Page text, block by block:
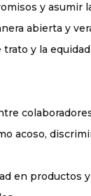
y asumir
abierta y
trato y la
acoso,
en productos